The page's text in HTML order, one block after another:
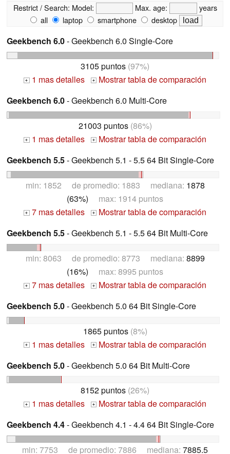
Restrict / Search: Model: Max. age:
years
all
laptop smartphone desktop
Geekbench 6.0- Geekbench 6.0 Single-Core
3105 puntos (97%)
+ 1 mas detalles +
Mostrar tabla de comparación
Geekbench 6.0- Geekbench 6.0 Multi-Core
21003 puntos(86%)
+ 1 mas detalles +
Mostrar tabla de comparación
Geekbench 5.5- Geekbench 5.1 - 5.5 64 Bit Single-Core
min: 1852 de promedio: 1883 mediana: 1878
(63%) max: 1914 puntos
+ 7 mas detalles +
Mostrar tabla de comparación
Geekbench 5.5- Geekbench 5.1 - 5.5 64 Bit Multi-Core
min: 8063 de promedio: 8773 mediana: 8899
(16%) max: 8995 puntos
+ 7 mas detalles +
Mostrar tabla de comparación
Geekbench 5.0- Geekbench 5.0 64 Bit Single-Core
1865 puntos(8%)
+ 1 mas detalles +
Mostrar tabla de comparación
Geekbench 5.0- Geekbench 5.0 64 Bit Multi-Core
8152 puntos (26%)
+ 1 mas detalles +
Mostrar tabla de comparación
Geekbench 4.4- Geekbench 4.1 - 4.4 64 Bit Single-Core
min: 7753 de promedio: 7886 mediana: 7885.5